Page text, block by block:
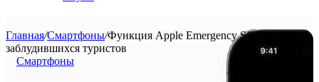
Главная/Смартфоны/Функция Apple Emergency SOS спасла
заблудившихся туристов
Смартфоны